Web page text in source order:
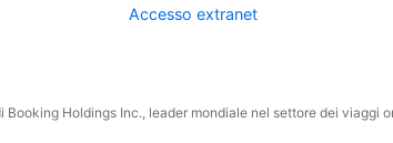
Accesso extranet
Booking Holdings Inc., leader mondiale nel settore dei viaggi